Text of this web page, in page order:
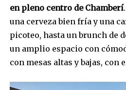
en pleno centro de Chamberí
una cerveza bien fría y una
picoteo, hasta un brunch de
un amplio espacio con
con mesas altas y bajas, con